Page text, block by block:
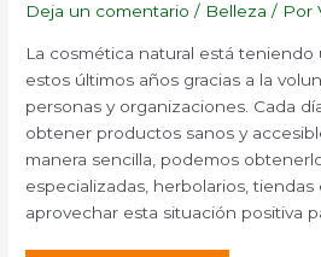
Deja un comentario / Belleza / Por
La cosmética natural está teniendo
estos últimos años gracias a la
personas y organizaciones. Cada
obtener productos sanos y
manera sencilla, podemos
especializadas, herbolarios,
aprovechar esta situación positiva